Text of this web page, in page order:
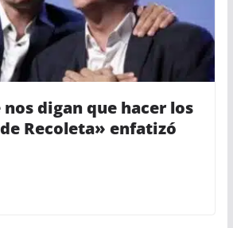
digan que hacer los
Recoleta» enfatizó